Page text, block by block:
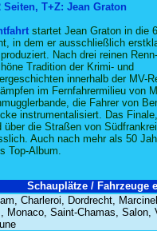
Seiten, T+Z: Jean Graton
startet Jean Graton in die
in dem er ausschließlich
Nach drei reinen
Tradition der Krimi- und
innerhalb der MV-
im Fernfahrermilieu von
die Fahrer von
instrumentalisiert. Das
über die Straßen von
Auch nach mehr als 50
Top-Album.
Schauplätze / Fahrzeuge
Charleroi, Dordrecht,
Monaco, Saint-Chamas, Salon,